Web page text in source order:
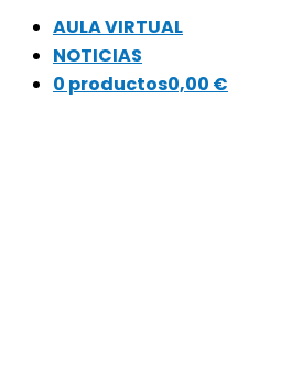
AULA VIRTUAL
NOTICIAS
0 productos0,00 €